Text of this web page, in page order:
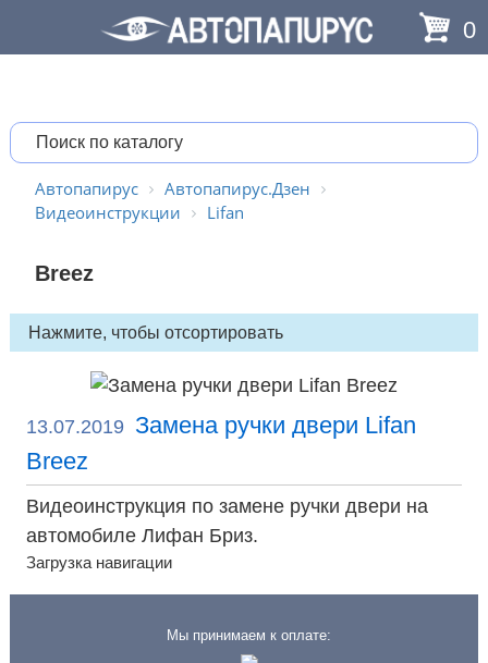
0
Автопапирус
Автопапирус.Дзен
Видеоинструкции
Lifan
Breez
13.07.2019 Замена ручки двери Lifan
Breez
Видеоинструкция по замене ручки двери на
автомобиле Лифан Бриз.
Загрузка навигации
Мы принимаем к оплате: